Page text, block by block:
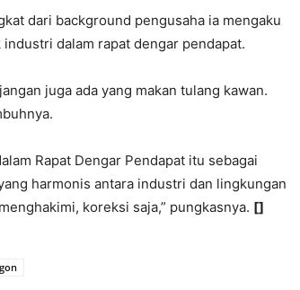
dari background pengusaha ia mengaku
dalam rapat dengar pendapat.
juga ada yang makan tulang kawan.
Rapat Dengar Pendapat itu sebagai
harmonis antara industri dan lingkungan
koreksi saja,” pungkasnya. []